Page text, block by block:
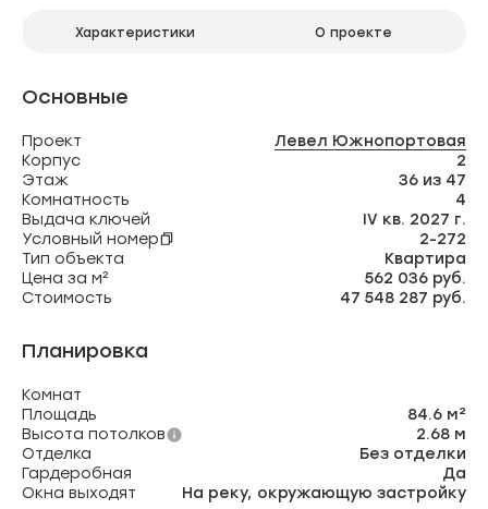
Характеристики О проекте
Основные
Проект
Левел Южнопортовая
Корпус
2
Этаж
36 из 47
Комнатность
4
Выдача ключей
IV кв. 2027 г.
Условный номер
2-272
Тип объекта
Квартира
Цена за м²
562 036 руб.
Стоимость
47 548 287 руб.
Планировка
Комнат
Площадь
84.6 м²
Высота потолков
2.68 м
Отделка
Без отделки
Гардеробная
Да
Окна выходят
На реку, окружающую застройку